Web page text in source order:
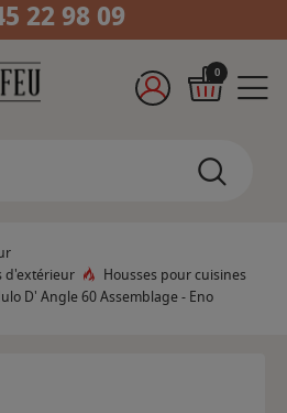
22 98 09
0
d'extérieur
Housses pour cuisines
D' Angle 60 Assemblage - Eno